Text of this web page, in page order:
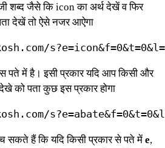
शब्द जैसे कि icon का अर्थ देखें व फिर
देखें तो ऐसे नजर आऐगा
में है। इसी प्रकार यदि आप किसी और
को पता कुछ इस प्रकार होगा
सकते हैं कि यदि किसी प्रकार से पते में e,